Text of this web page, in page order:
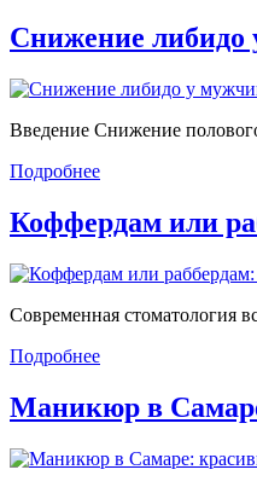
Снижение
Введение Снижение
Подробнее
Коффердам или
Современная стоматология
Подробнее
Маникюр в